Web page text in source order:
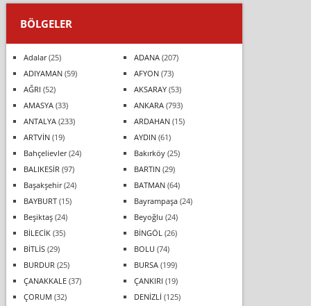
BÖLGELER
Adalar(25) ADANA(207)
ADIYAMAN(59) AFYON(73)
AĞRI (52) AKSARAY(53)
AMASYA(33) ANKARA(793)
ANTALYA(233) ARDAHAN(15)
ARTVİN(19) AYDIN(61)
Bahçelievler(24) Bakırköy(25)
BALIKESİR (97) BARTIN(29)
Başakşehir(24) BATMAN(64)
BAYBURT(15) Bayrampaşa(24)
Beşiktaş(24) Beyoğlu (24)
BİLECİK(35) BİNGÖL (26)
BİTLİS(29) BOLU (74)
BURDUR (25) BURSA(199)
ÇANAKKALE(37) ÇANKIRI (19)
ÇORUM (32) DENİZLİ (125)